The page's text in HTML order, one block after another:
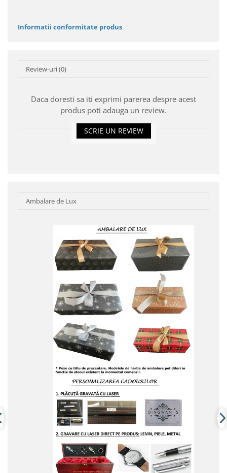
Informatii conformitate produs
Review-uri(0)
Daca doresti sa iti exprimi parerea despre acest
produs poti adauga un review.
SCRIE UN REVIEW
Ambalare de Lux